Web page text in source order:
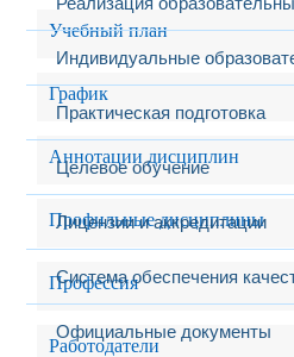
Индивидуальные
Практическая подготовка
Целевое обучение
Лицензии и аккредитации
Система обеспечения
Официальные документы
Учебный план
График
Аннотации дисциплин
Профильные дисциплины
Профессия
Работодатели